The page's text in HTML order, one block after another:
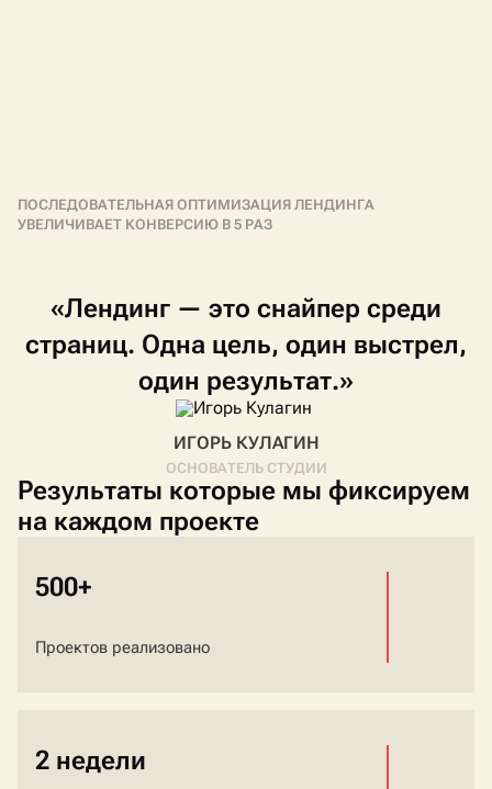
ПОСЛЕДОВАТЕЛЬНАЯ ОПТИМИЗАЦИЯ ЛЕНДИНГА
УВЕЛИЧИВАЕТ КОНВЕРСИЮ В 5 РАЗ
ИГОРЬ КУЛАГИН
ОСНОВАТЕЛЬ СТУДИИ
«Лендинг — это снайпер среди
страниц. Одна цель, один выстрел,
один результат.»
Результаты которые мы фиксируем
на каждом проекте
500+
Проектов реализовано
2 недели